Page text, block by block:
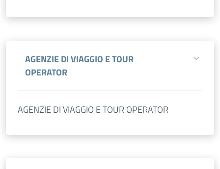
AGENZIE DI VIAGGIO E TOUR
OPERATOR
AGENZIE DI VIAGGIO E TOUR OPERATOR